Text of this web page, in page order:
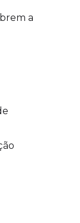
Cache Latents
Cache Latents
a